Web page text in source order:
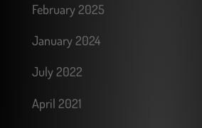
February 2025
January 2024
July 2022
April 2021